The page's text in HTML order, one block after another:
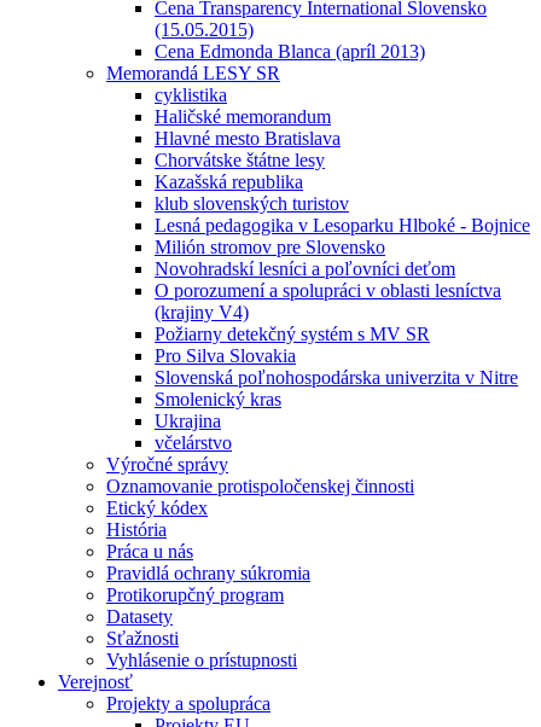
Cena Transparency International Slovensko
(15.05.2015)
Cena Edmonda Blanca (apríl 2013)
Memorandá LESY SR
cyklistika
Haličské memorandum
Hlavné mesto Bratislava
Chorvátske štátne lesy
Kazašská republika
klub slovenských turistov
Lesná pedagogika v Lesoparku Hlboké - Bojnice
Milión stromov pre Slovensko
Novohradskí lesníci a poľovníci deťom
O porozumení a spolupráci v oblasti lesníctva
(krajiny V4)
Požiarny detekčný systém s MV SR
Pro Silva Slovakia
Slovenská poľnohospodárska univerzita v Nitre
Smolenický kras
Ukrajina
včelárstvo
Výročné správy
Oznamovanie protispoločenskej činnosti
Etický kódex
História
Práca u nás
Pravidlá ochrany súkromia
Protikorupčný program
Datasety
Sťažnosti
Vyhlásenie o prístupnosti
Verejnosť
Projekty a spolupráca